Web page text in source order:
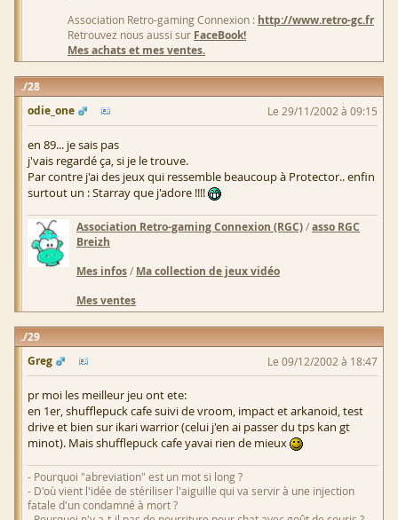
Association Retro-gaming Connexion : http://www.retro-gc.fr
Retrouvez nous aussi sur FaceBook!
Mes achats et mes ventes.
28
odie_one
Le 29/11/2002 à 09:15
en 89... je sais pas
j'vais regardé ça, si je le trouve.
Par contre j'ai des jeux qui ressemble beaucoup à Protector.. enfin
surtout un : Starray que j'adore !!!!
Association Retro-gaming Connexion (RGC)/asso RGC
Breizh
Mes infos/ Ma collection de jeux vidéo
Mes ventes
29
Greg
Le 09/12/2002 à 18:47
pr moi les meilleur jeu ont ete:
en 1er, shufflepuck cafe suivi de vroom, impact et arkanoid, test
drive et bien sur ikari warrior (celui j'en ai passer du tps kan gt
minot). Mais shufflepuck cafe yavai rien de mieux
- Pourquoi "abreviation" est un mot si long ?
- D'où vient l'idée de stériliser l'aiguille qui va servir à une injection
fatale d'un condamné à mort ?